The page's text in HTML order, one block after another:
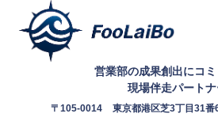
営業部の成果創出にコ
現場伴走パート
〒105-0014 東京都港区芝3丁目31